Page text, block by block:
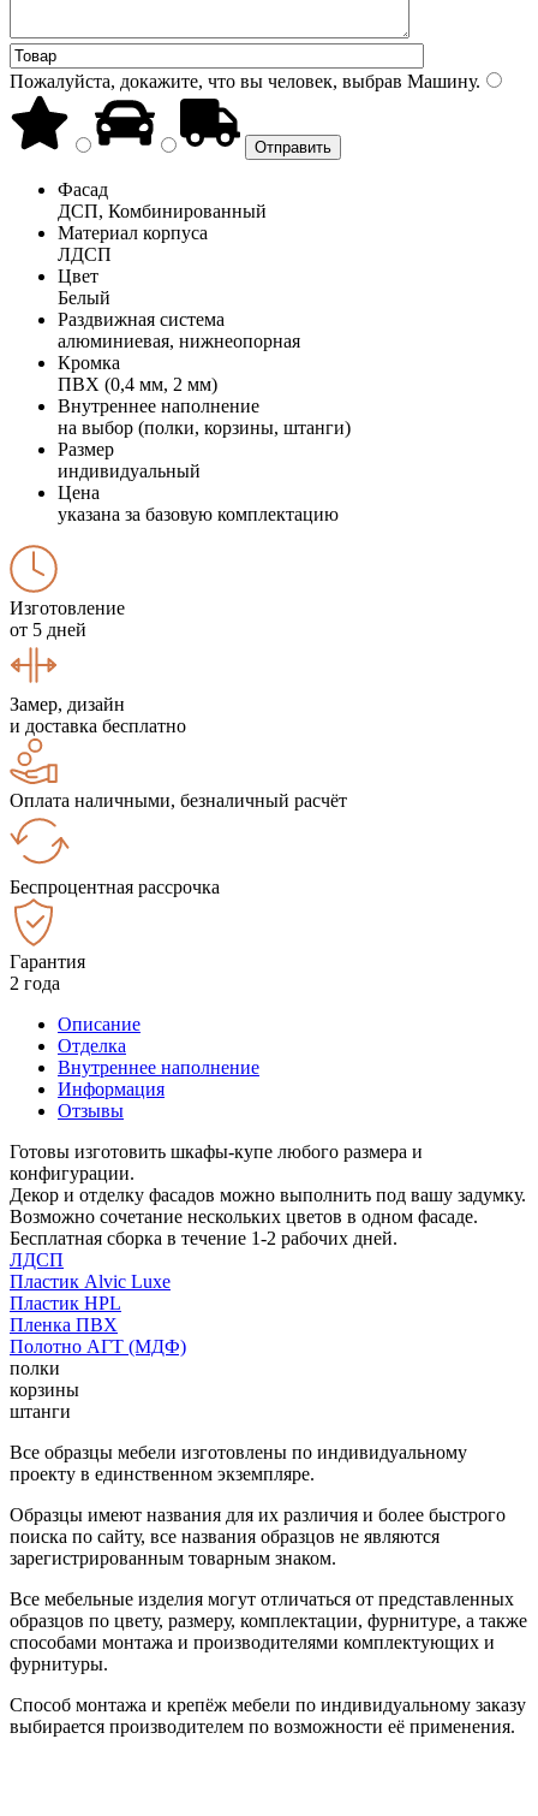
Пожалуйста, докажите, что вы человек, выбрав Машину.
Фасад
ДСП, Комбинированный
Материал корпуса
ЛДСП
Цвет
Белый
Раздвижная система
алюминиевая, нижнеопорная
Кромка
ПВХ (0,4 мм, 2 мм)
Внутреннее наполнение
на выбор (полки, корзины, штанги)
Размер
индивидуальный
Цена
указана за базовую комплектацию
Изготовление
от 5 дней
Замер, дизайн
и доставка бесплатно
Оплата наличными, безналичный расчёт
Беспроцентная рассрочка
Гарантия
2 года
Описание
Отделка
Внутреннее наполнение
Информация
Отзывы
Готовы изготовить шкафы-купе любого размера и
конфигурации.
Декор и отделку фасадов можно выполнить под вашу задумку.
Возможно сочетание нескольких цветов в одном фасаде.
Бесплатная сборка в течение 1-2 рабочих дней.
ЛДСП
Пластик Alvic Luxe
Пластик HPL
Пленка ПВХ
Полотно АГТ (МДФ)
полки
корзины
штанги
Все образцы мебели изготовлены по индивидуальному
проекту в единственном экземпляре.
Образцы имеют названия для их различия и более быстрого
поиска по сайту, все названия образцов не являются
зарегистрированным товарным знаком.
Все мебельные изделия могут отличаться от представленных
образцов по цвету, размеру, комплектации, фурнитуре, а также
способами монтажа и производителями комплектующих и
фурнитуры.
Способ монтажа и крепёж мебели по индивидуальному заказу
выбирается производителем по возможности её применения.